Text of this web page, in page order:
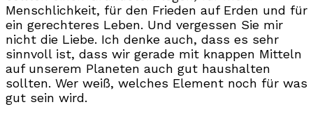
Menschlichkeit, für den Frieden auf Erden und für
ein gerechteres Leben. Und vergessen Sie mir
nicht die Liebe. Ich denke auch, dass es sehr
sinnvoll ist, dass wir gerade mit knappen Mitteln
auf unserem Planeten auch gut haushalten
sollten. Wer weiß, welches Element noch für was
gut sein wird.